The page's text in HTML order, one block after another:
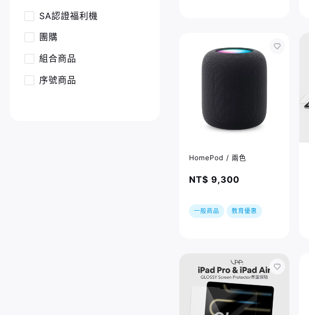
SA認證福利機
團購
組合商品
序號商品
HomePod / 兩色
NT$ 9,300
一般商品 教育優惠